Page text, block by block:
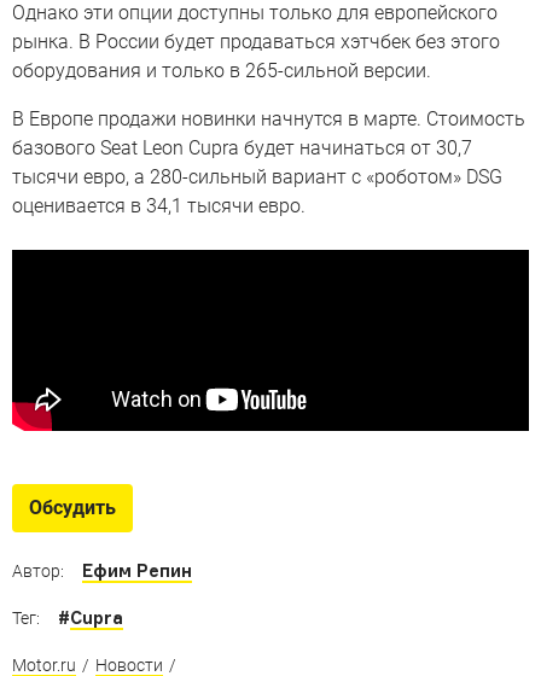
Однако эти опции доступны только для европейского
рынка. В России будет продаваться хэтчбек без этого
оборудования и только в 265-сильной версии.
В Европе продажи новинки начнутся в марте. Стоимость
базового Seat Leon Cupra будет начинаться от 30,7
тысячи евро, а 280-сильный вариант c «роботом» DSG
оценивается в 34,1 тысячи евро.
Обсудить
Автор: Ефим Репин
Тег: #Cupra
Motor.ru / Новости /